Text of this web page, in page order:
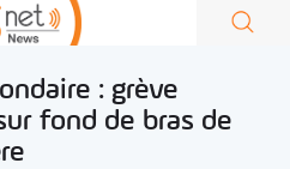
: grève
fond de bras de